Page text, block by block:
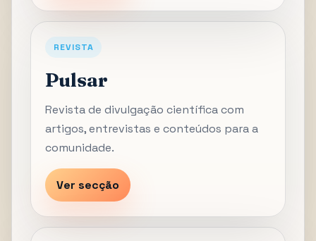
REVISTA
Pulsar
Revista de divulgação científica com
artigos, entrevistas e conteúdos para a
comunidade.
Ver secção